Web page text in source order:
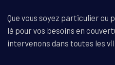
Que vous soyez particulier ou
là pour vos besoins en
intervenons dans toutes les